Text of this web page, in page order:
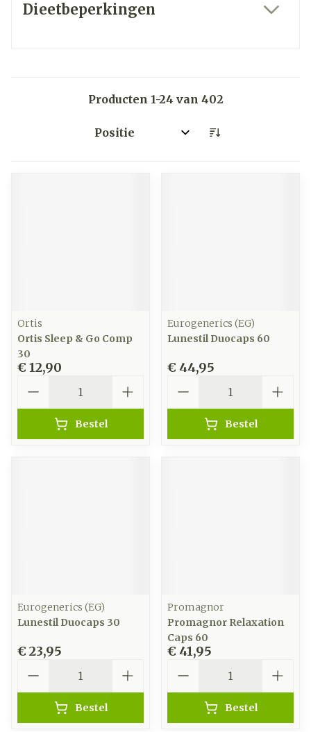
Dieetbeperkingen
Producten 1-24 van 402
Sorteer op:
Ortis
Ortis Sleep & Go Comp
30
€ 12,90
Bestel
Eurogenerics (EG)
Lunestil Duocaps 60
€ 44,95
Bestel
Eurogenerics (EG)
Lunestil Duocaps 30
€ 23,95
Bestel
Promagnor
Promagnor Relaxation
Caps 60
€ 41,95
Bestel